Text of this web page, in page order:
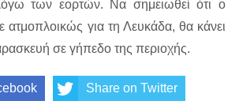
των εορτών. Να σημειωθεί ότι ο
για τη Λευκάδα, θα κάνει
σε γήπεδο της περιοχής.
Share on Twitter